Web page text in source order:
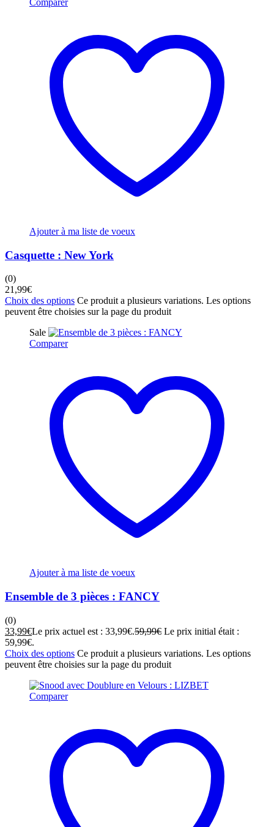
Ajouter à ma liste de voeux
Casquette : New York
(0)
21,99€
Choix des options Ce produit a plusieurs variations. Les options
peuvent être choisies sur la page du produit
Sale
Comparer
Ajouter à ma liste de voeux
Ensemble de 3 pièces : FANCY
(0)
33,99€Le prix actuel est : 33,99€.59,99€ Le prix initial était :
59,99€.
Choix des options Ce produit a plusieurs variations. Les options
peuvent être choisies sur la page du produit
Comparer